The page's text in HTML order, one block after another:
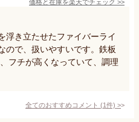
価格と在庫を楽天でチェック >>
浮き立たせたファイバーライ
ので、扱いやすいです。鉄板
フチが高くなっていて、調理
全てのおすすめコメント (1件) >